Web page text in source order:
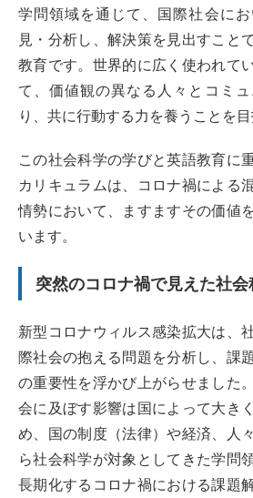
学問領域を通じて、国際社会に
見・分析し、解決策を見出すこと
教育です。世界的に広く使われて
て、価値観の異なる人々とコミ
り、共に行動する力を養うことを目
この社会科学の学びと英語教育に
カリキュラムは、コロナ禍による
情勢において、ますますその価値
います。
突然のコロナ禍で見えた社
新型コロナウィルス感染拡大は、
際社会の抱える問題を分析し、課
の重要性を浮かび上がらせました
会に及ぼす影響は国によって大き
め、国の制度（法律）や経済、人
ら社会科学が対象としてきた学問
長期化するコロナ禍における課題